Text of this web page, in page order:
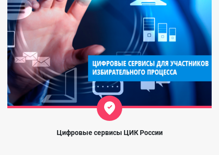
Цифровые сервисы ЦИК России